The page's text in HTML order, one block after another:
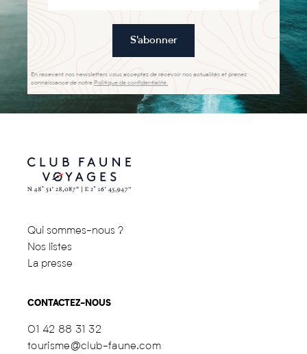
S'abonner
En recevant nos newsletters vous acceptez de recevoir nos actualités et prenez
connaissance de notre Politique de confidentialité.
Qui sommes-nous ?
Nos listes
La presse
CONTACTEZ-NOUS
01 42 88 31 32
tourisme@club-faune.com